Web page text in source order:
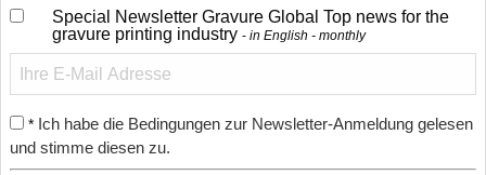
Special Newsletter Gravure Global Top news for the
gravure printing industry
in English - monthly
* Ich habe die Bedingungen zur Newsletter-Anmeldung gelesen
und stimme diesen zu.